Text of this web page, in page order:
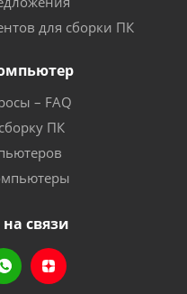
для сборки ПК
– FAQ
ПК
связи